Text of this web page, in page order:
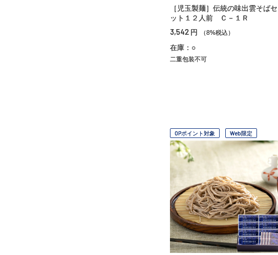
［児玉製麺］伝統の味出雲そばセ
ット１２人前 Ｃ－１Ｒ
3,542 円 （8%税込）
在庫：○
二重包装不可
OPポイント対象 Web限定